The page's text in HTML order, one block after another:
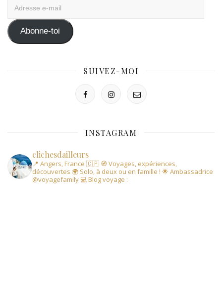
mail Abonne-toi
SUIVEZ-MOI
INSTAGRAM
clichesdailleurs
📍 Angers, France 🇨🇵 🧭 Voyages, expériences,
découvertes 🌍 Solo, à deux ou en famille ! 🌟 Ambassadrice
@voyagefamily 💻 Blog voyage :